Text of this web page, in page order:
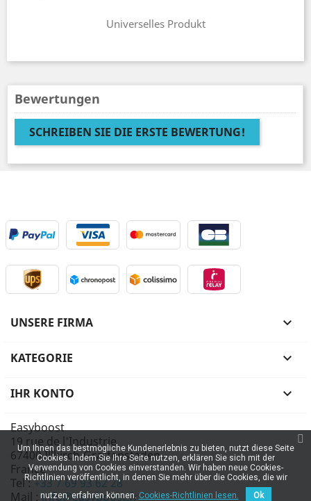
Universelles Produkt
Bewertungen
SCHREIBEN SIE DIE ERSTE BEWERTUNG!
UNSERE FIRMA 
KATEGORIE 
IHR KONTO 
Easyboost
19 rue de l'Industrie
67400 Illkirch-Graffenstaden
France
Tel :+33 7 69 93 62 28
Mail :info@easyboost.fr
Um Ihnen das bestmögliche Kundenerlebnis zu bieten, nutzt diese Seite
Cookies. Indem Sie Ihre Seite nutzen, erklären Sie sich mit der
Verwendung von Cookies einverstanden. Wir haben neue Cookies-
Richtlinien veröffentlicht, in denen Sie mehr über die Cookies, die wir
nutzen, erfahren können. Cookies-Richtlinien lesen. Ok